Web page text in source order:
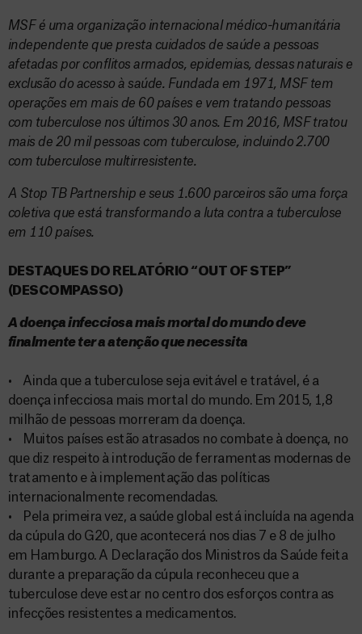
MSF é uma organização internacional médico-humanitária
independente que presta cuidados de saúde a pessoas
afetadas por conflitos armados, epidemias, dessas naturais e
exclusão do acesso à saúde. Fundada em 1971, MSF tem
operações em mais de 60 países e vem tratando pessoas
com tuberculose nos últimos 30 anos. Em 2016, MSF tratou
mais de 20 mil pessoas com tuberculose, incluindo 2.700
com tuberculose multirresistente.
A Stop TB Partnership e seus 1.600 parceiros são uma força
coletiva que está transformando a luta contra a tuberculose
em 110 países.
DESTAQUES DO RELATÓRIO “OUT OF STEP”
(DESCOMPASSO)
A doença infecciosa mais mortal do mundo deve
finalmente ter a atenção que necessita
• Ainda que a tuberculose seja evitável e tratável, é a
doença infecciosa mais mortal do mundo. Em 2015, 1,8
milhão de pessoas morreram da doença.
• Muitos países estão atrasados no combate à doença, no
que diz respeito à introdução de ferramentas modernas de
tratamento e à implementação das políticas
internacionalmente recomendadas.
• Pela primeira vez, a saúde global está incluída na agenda
da cúpula do G20, que acontecerá nos dias 7 e 8 de julho
em Hamburgo. A Declaração dos Ministros da Saúde feita
durante a preparação da cúpula reconheceu que a
tuberculose deve estar no centro dos esforços contra as
infecções resistentes a medicamentos.